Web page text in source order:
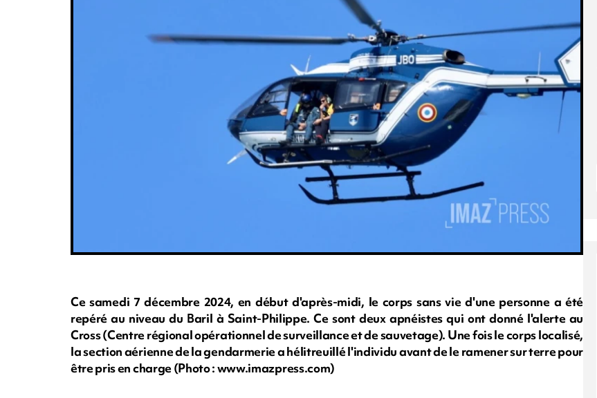
Ce samedi 7 décembre 2024, en début d'après-midi, le corps sans vie d'une personne a été
repéré au niveau du Baril à Saint-Philippe. Ce sont deux apnéistes qui ont donné l'alerte au
Cross (Centre régional opérationnel de surveillance et de sauvetage). Une fois le corps localisé,
la section aérienne de la gendarmerie a hélitreuillé l'individu avant de le ramener sur terre pour
être pris en charge (Photo : www.imazpress.com)